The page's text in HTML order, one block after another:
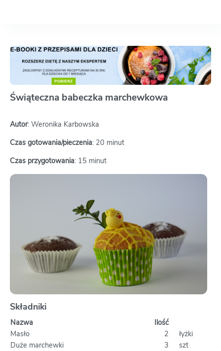
Świąteczna babeczka marchewkowa
Autor: Weronika Karbowska
Czas gotowania/pieczenia: 20 minut
Czas przygotowania: 15 minut
Składniki
Nazwa
Ilość
Masło
2
łyżki
Duże marchewki
3
szt